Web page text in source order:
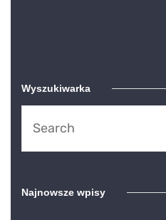
Wyszukiwarka
Najnowsze wpisy